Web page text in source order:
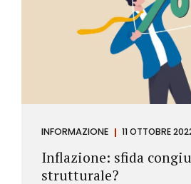
INFORMAZIONE 11 OTTOBRE
Inflazione: sfida
strutturale?